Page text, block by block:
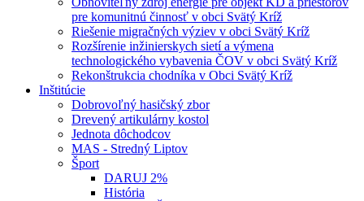
pre komunitnú činnosť v obci Svätý Kríž
Riešenie migračných výziev v obci Svätý Kríž
Rozšírenie inžinierskych sietí a výmena
technologického vybavenia ČOV v obci Svätý Kríž
Rekonštrukcia chodníka v Obci Svätý Kríž
Inštitúcie
Dobrovoľný hasičský zbor
Drevený artikulárny kostol
Jednota dôchodcov
MAS - Stredný Liptov
Šport
DARUJ 2%
História